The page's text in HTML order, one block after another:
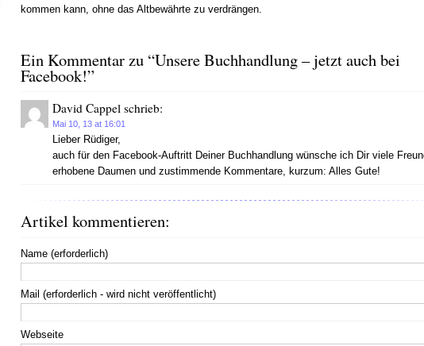
kommen kann, ohne das Altbewährte zu verdrängen.
Ein Kommentar zu “Unsere Buchhandlung – jetzt auch bei
Facebook!”
David Cappel schrieb:
Mai 10, 13 at 16:01
Lieber Rüdiger,
auch für den Facebook-Auftritt Deiner Buchhandlung wünsche ich Dir viele
erhobene Daumen und zustimmende Kommentare, kurzum: Alles Gute!
Artikel kommentieren:
Name (erforderlich)
Mail (erforderlich - wird nicht veröffentlicht)
Webseite